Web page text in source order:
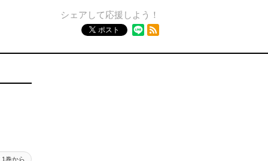
シェアして応援しよう！
ポスト
1巻から